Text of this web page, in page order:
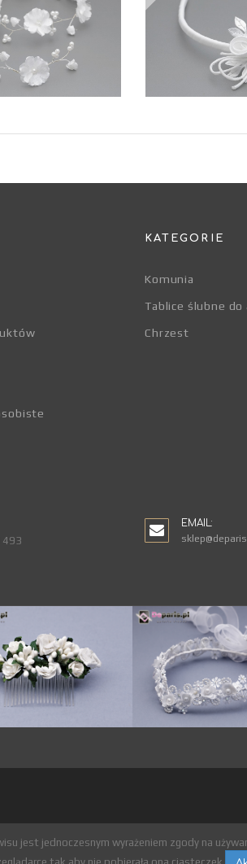
KATEGORIE
Komunia
Tablice ślubne do
Chrzest
493
EMAIL:
jest jednoczesnym wyrażeniem zgody na